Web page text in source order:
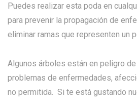
Puedes realizar esta poda en
para prevenir la propagación de
eliminar ramas que representen un
Algunos árboles están en peligro
problemas de enfermedades,
no permitida. Si te está gustando